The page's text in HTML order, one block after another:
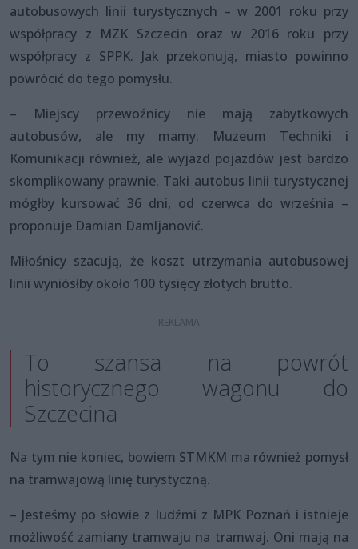
autobusowych linii turystycznych – w 2001 roku przy
współpracy z MZK Szczecin oraz w 2016 roku przy
współpracy z SPPK. Jak przekonują, miasto powinno
powrócić do tego pomysłu.
– Miejscy przewoźnicy nie mają zabytkowych
autobusów, ale my mamy. Muzeum Techniki i
Komunikacji również, ale wyjazd pojazdów jest bardzo
skomplikowany prawnie. Taki autobus linii turystycznej
mógłby kursować 36 dni, od czerwca do września –
proponuje Damian Damljanović.
Miłośnicy szacują, że koszt utrzymania autobusowej
linii wyniósłby około 100 tysięcy złotych brutto.
To szansa na powrót
historycznego wagonu do
Szczecina
Na tym nie koniec, bowiem STMKM ma również pomysł
na tramwajową linię turystyczną.
– Jesteśmy po słowie z ludźmi z MPK Poznań i istnieje
możliwość zamiany tramwaju na tramwaj. Oni mają na